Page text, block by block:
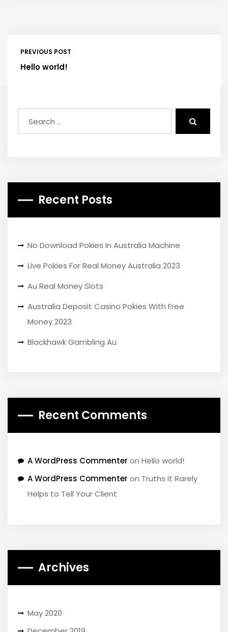
PREVIOUS POST
Hello world!
Recent Posts
No Download Pokies In Australia Machine
Live Pokies For Real Money Australia 2023
Au Real Money Slots
Australia Deposit Casino Pokies With Free
Money 2023
Blackhawk Gambling Au
Recent Comments
A WordPress Commenter on Hello world!
A WordPress Commenter on Truths it Rarely
Helps to Tell Your Client
Archives
May 2020